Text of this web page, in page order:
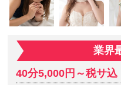
業界
40分5,000円～税サ込